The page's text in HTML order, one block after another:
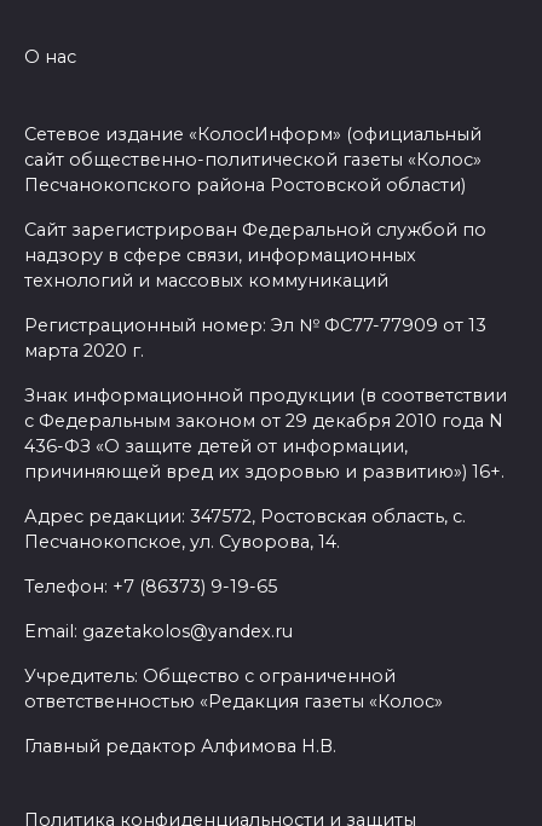
О нас
Сетевое издание «КолосИнформ» (официальный
сайт общественно-политической газеты «Колос»
Песчанокопского района Ростовской области)
Сайт зарегистрирован Федеральной службой по
надзору в сфере связи, информационных
технологий и массовых коммуникаций
Регистрационный номер: Эл № ФС77-77909 от 13
марта 2020 г.
Знак информационной продукции (в соответствии
с Федеральным законом от 29 декабря 2010 года N
436-ФЗ «О защите детей от информации,
причиняющей вред их здоровью и развитию») 16+.
Адрес редакции: 347572, Ростовская область, с.
Песчанокопское, ул. Суворова, 14.
Телефон: +7 (86373) 9-19-65
Email: gazetakolos@yandex.ru
Учредитель: Общество с ограниченной
ответственностью «Редакция газеты «Колос»
Главный редактор Алфимова Н.В.
Политика конфиденциальности и защиты